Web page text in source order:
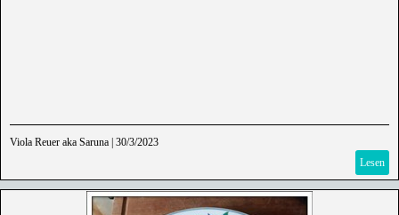
Viola Reuer aka Saruna 30/3/2023
Lesen